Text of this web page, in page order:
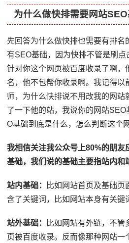
为什么做快排需要网站
先回答为什么做快排也需要有排名
有SEO基础，因为快排不管是刷点
针对你这个网页被百度收录了啊，
名，他不包帮你收录啊。我记得以
师，为什么快排说不用改我的网站
了一下他的站，我说你的网站
O基础到底是什么，怎么判断这个
我相信关注我公众号上80%的朋友
基础，我们说的基础主要指站内和
站内基础：
比如网站首页及基础页
含了关键词，比如网站本身有关键
站外基础：
比如网站有外链，不管
页被百度收录。反而像那种网站一